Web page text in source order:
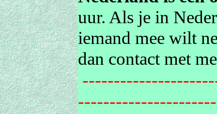
uur. Als je in
iemand mee wilt
dan contact met